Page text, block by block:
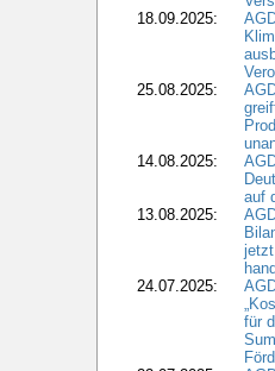
18.09.2025:
25.08.2025:
14.08.2025:
auf
13.08.2025:
24.07.2025:
für